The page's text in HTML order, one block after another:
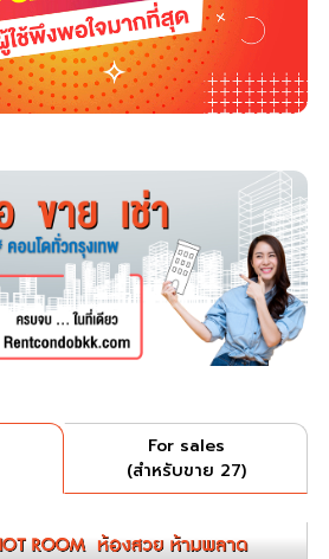
For sales
(สำหรับขาย 27)